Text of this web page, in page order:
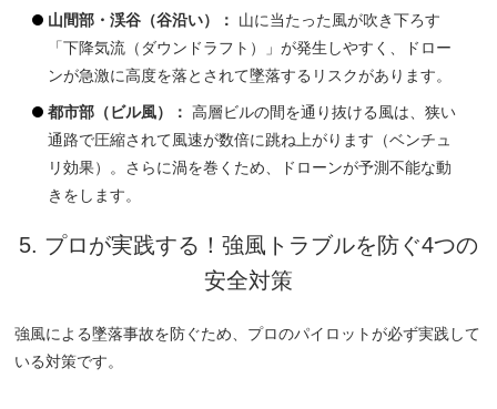
山間部・渓谷（谷沿い）：
山に当たった風が吹き下ろす
「下降気流（ダウンドラフト）」が発生しやすく、ドロー
ンが急激に高度を落とされて墜落するリスクがあります。
都市部（ビル風）： 高層ビルの間を通り抜ける風は、狭い
通路で圧縮されて風速が数倍に跳ね上がります（ベンチュ
リ効果）。さらに渦を巻くため、ドローンが予測不能な動
きをします。
5. プロが実践する！強風トラブルを防ぐ4つの
安全対策
強風による墜落事故を防ぐため、プロのパイロットが必ず実践して
いる対策です。